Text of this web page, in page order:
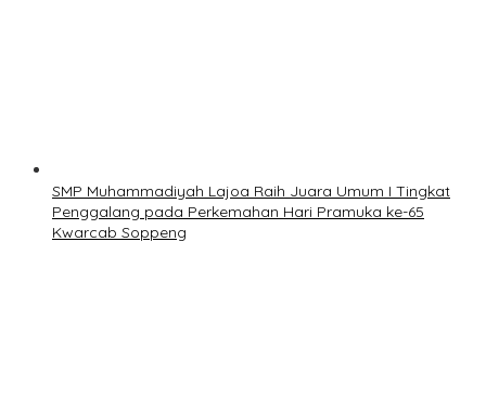
SMP Muhammadiyah Lajoa Raih Juara Umum I Tingkat
Penggalang pada Perkemahan Hari Pramuka ke-65
Kwarcab Soppeng